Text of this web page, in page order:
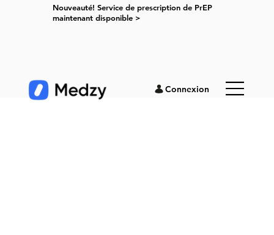
Nouveauté! Service de prescription de PrEP
maintenant disponible >
Connexion